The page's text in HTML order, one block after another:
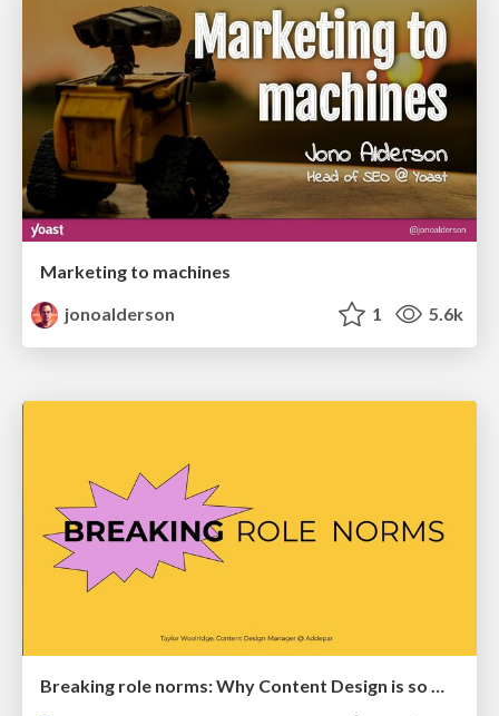
Marketing to machines
jonoalderson
1 5.6k
Breaking role norms: Why Content Design is so much more than writing copy - Taylor Woolridge